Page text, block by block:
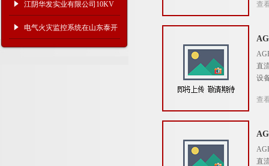
濮阳市的研究与应用
江阴华发实业有限公司10KV
配电站电力监控系统的设计与
应用
电气火灾监控系统在山东泰开
成套电器自建办公楼项目中的
查
直
设
查
直